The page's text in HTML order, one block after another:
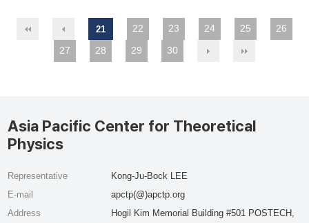
21 22 23 24 25
26
27
28 29 30
Asia Pacific Center for Theoretical
Physics
Representative
Kong-Ju-Bock LEE
E-mail
apctp(@)apctp.org
Address
Hogil Kim Memorial Building #501 POSTECH,